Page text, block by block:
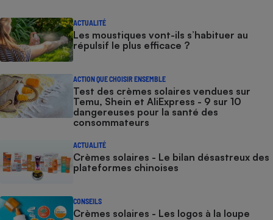
ACTUALITÉ
Les moustiques vont-ils s’habituer au
répulsif le plus efficace ?
ACTION QUE CHOISIR ENSEMBLE
Test des crèmes solaires vendues sur
Temu, Shein et AliExpress - 9 sur 10
dangereuses pour la santé des
consommateurs
ACTUALITÉ
Crèmes solaires - Le bilan désastreux des
plateformes chinoises
CONSEILS
Crèmes solaires - Les logos à la loupe